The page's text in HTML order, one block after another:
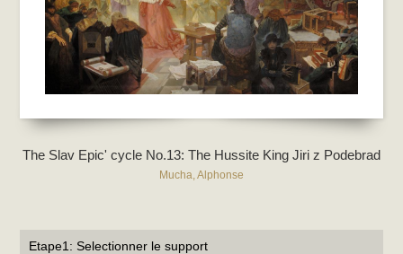
The Slav Epic' cycle No.13: The Hussite King Jiri z Podebrad
Mucha, Alphonse
Etape1: Selectionner le support